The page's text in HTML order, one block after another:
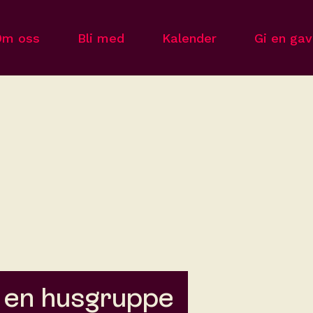
oss Bli med Kalender Gi en
husgruppe